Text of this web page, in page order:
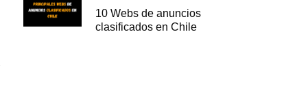
10 Webs de anuncios
clasificados en Chile